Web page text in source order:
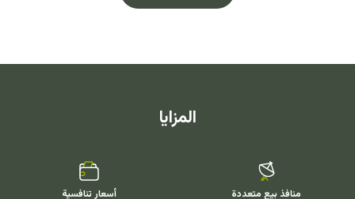
المزايا
منافذ بيع متعددة أسعار تنافسية